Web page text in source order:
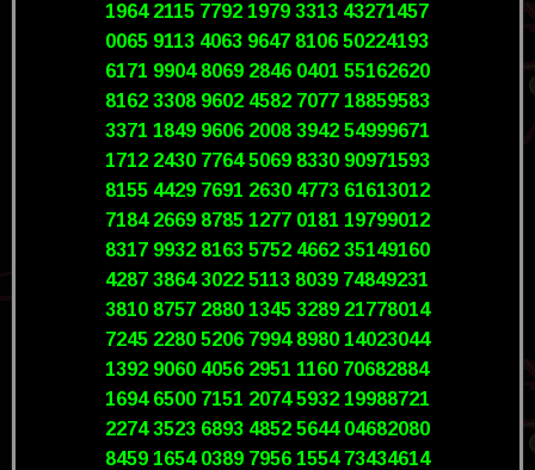
1964 2115 7792 1979 3313 43271457
0065 9113 4063 9647 8106 50224193
6171 9904 8069 2846 0401 55162620
8162 3308 9602 4582 7077 18859583
3371 1849 9606 2008 3942 54999671
1712 2430 7764 5069 8330 90971593
8155 4429 7691 2630 4773 61613012
7184 2669 8785 1277 0181 19799012
8317 9932 8163 5752 4662 35149160
4287 3864 3022 5113 8039 74849231
3810 8757 2880 1345 3289 21778014
7245 2280 5206 7994 8980 14023044
1392 9060 4056 2951 1160 70682884
1694 6500 7151 2074 5932 19988721
2274 3523 6893 4852 5644 04682080
8459 1654 0389 7956 1554 73434614